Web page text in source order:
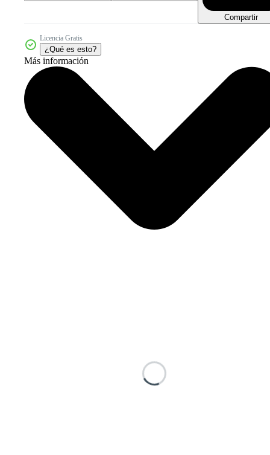
Compartir
Licencia Gratis
¿Qué es esto?
Más información